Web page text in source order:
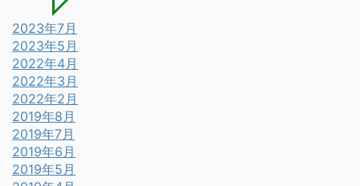
2023年7月
2023年5月
2022年4月
2022年3月
2022年2月
2019年8月
2019年7月
2019年6月
2019年5月